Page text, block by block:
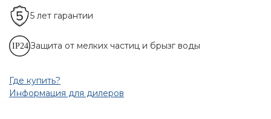
5 лет гарантии
Защита от мелких частиц и брызг воды
Где купить?
Информация для дилеров